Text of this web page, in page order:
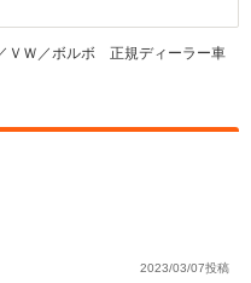
ＶＷ／ボルボ 正規ディーラー車
2023/03/07投稿